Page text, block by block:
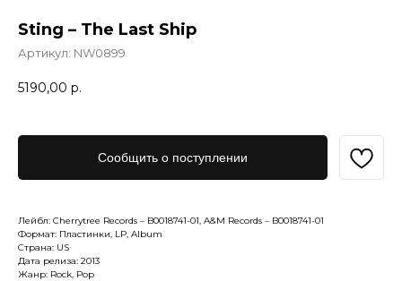
Sting – The Last Ship
Артикул: NW0899
5190,00 р.
Сообщить о поступлении
Лейбл: Cherrytree Records – B0018741-01, A&M Records – B0018741-01
Формат: Пластинки, LP, Album
Страна: US
Дата релиза: 2013
Жанр: Rock, Pop